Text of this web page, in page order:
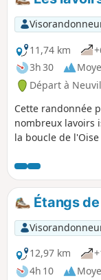
11,74 km
3h 30
Départ à
Cette randonnée
nombreux lavoirs
la boucle de
découvrirez au
de Jouy-le-
des Blanchards
voie ferrée qui
Majeur, la maison
que la base de
Étangs
12,97 km
4h 10